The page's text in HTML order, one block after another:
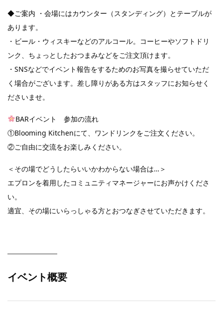
◆ご案内 ・会場にはカウンター（スタンディング）とテーブルが
あります。
・ビール・ウィスキーなどのアルコール。コーヒーやソフトドリ
ンク、ちょっとしたおつまみなどをご注文頂けます。
・SNSなどでイベント報告をするためのお写真を撮らせていただ
く場合がございます。差し障りがある方はスタッフにお知らせく
ださいませ。
BARイベント 参加の流れ
①Blooming Kitchenにて、ワンドリンクをご注文ください。
②ご自由に交流をお楽しみください。
＜その場でどうしたらいいかわからない場合は…＞
エプロンを着用したコミュニティマネージャーにお声かけくださ
い。
適宜、その場にいらっしゃる方とおつなぎさせていただきます。
イベント概要